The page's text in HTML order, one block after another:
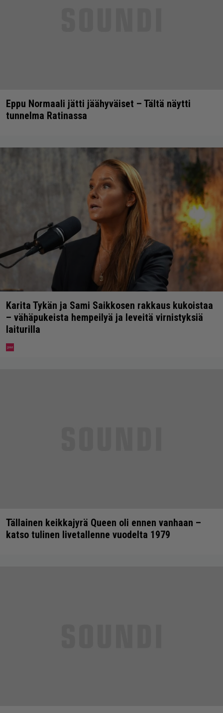
Eppu Normaali jätti jäähyväiset – Tältä näytti
tunnelma Ratinassa
Karita Tykän ja Sami Saikkosen rakkaus kukoistaa
– vähäpukeista hempeilyä ja leveitä virnistyksiä
laiturilla
Tällainen keikkajyrä Queen oli ennen vanhaan –
katso tulinen livetallenne vuodelta 1979